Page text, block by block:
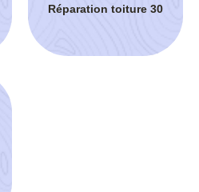
Réparation toiture 30